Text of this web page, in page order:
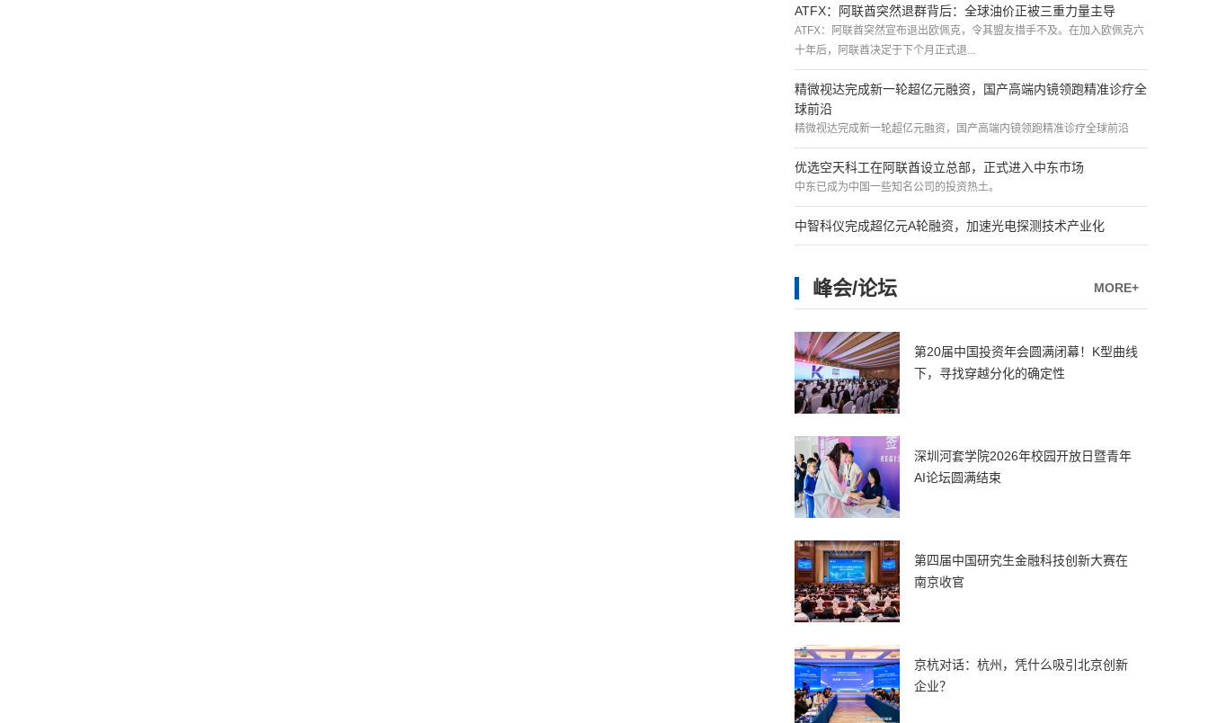
ATFX：阿联酋突然退群背后：全球油价正被三重力量主导
ATFX：阿联酋突然宣布退出欧佩克，令其盟友措手不及。在加入欧佩克六
十年后，阿联酋决定于下个月正式退...
精微视达完成新一轮超亿元融资，国产高端内镜领跑精准诊疗全
球前沿
精微视达完成新一轮超亿元融资，国产高端内镜领跑精准诊疗全球前沿
优选空天科工在阿联酋设立总部，正式进入中东市场
中东已成为中国一些知名公司的投资热土。
中智科仪完成超亿元A轮融资，加速光电探测技术产业化
MORE+
峰会/论坛
第20届中国投资年会圆满闭幕！K型曲线
下，寻找穿越分化的确定性
深圳河套学院2026年校园开放日暨青年
AI论坛圆满结束
第四届中国研究生金融科技创新大赛在
南京收官
京杭对话：杭州，凭什么吸引北京创新
企业？